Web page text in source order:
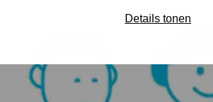
Details tonen